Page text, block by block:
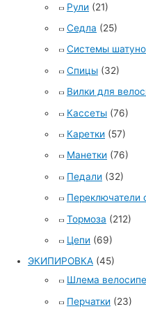
Рули (21)
Седла (25)
Системы
Спицы (32)
Вилки для
Кассеты (76)
Каретки (57)
Манетки (76)
Педали (32)
Переключатели
Тормоза (212)
Цепи (69)
ЭКИПИРОВКА (45)
Шлема
Перчатки (23)